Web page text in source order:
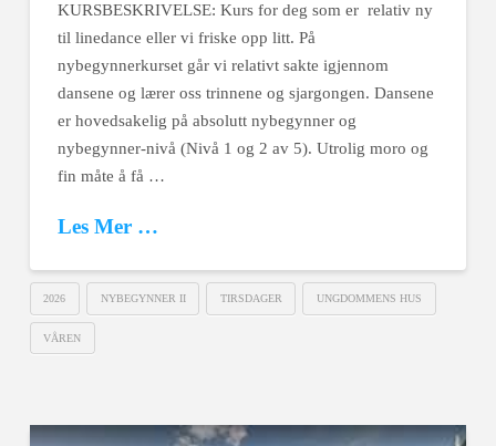
KURSBESKRIVELSE: Kurs for deg som er relativ ny
til linedance eller vi friske opp litt. På
nybegynnerkurset går vi relativt sakte igjennom
dansene og lærer oss trinnene og sjargongen. Dansene
er hovedsakelig på absolutt nybegynner og
nybegynner-nivå (Nivå 1 og 2 av 5). Utrolig moro og
fin måte å få …
Les Mer …
2026 NYBEGYNNER II TIRSDAGER UNGDOMMENS HUS
VÅREN